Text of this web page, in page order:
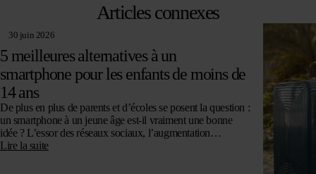
€ 100,78.
Articles connexes
30 juin 2026
5 meilleures alternatives à un
smartphone pour les enfants de moins de
14 ans
De plus en plus de parents et d’écoles se posent la question :
un smartphone à un jeune âge est-il vraiment une bonne
idée ? L’essor des réseaux sociaux, l’augmentation…
Lire la suite